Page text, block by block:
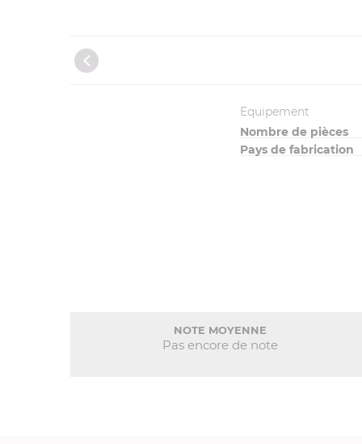
Equipement
Nombre de pièces
Pays de fabrication
NOTE MOYENNE
Pas encore de note